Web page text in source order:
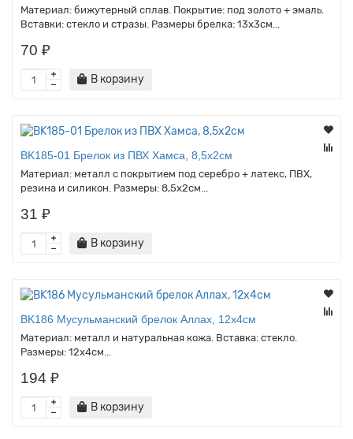
Материал: бижутерный сплав. Покрытие: под золото + эмаль.
Вставки: стекло и стразы. Размеры брелка: 13х3см...
70 ₽
В корзину
BK185-01 Брелок из ПВХ Хамса, 8,5х2см
Материал: металл с покрытием под серебро + латекс, ПВХ,
резина и силикон. Размеры: 8,5х2см...
31 ₽
В корзину
BK186 Мусульманский брелок Аллах, 12х4см
Материал: металл и натуральная кожа. Вставка: стекло.
Размеры: 12х4см...
194 ₽
В корзину